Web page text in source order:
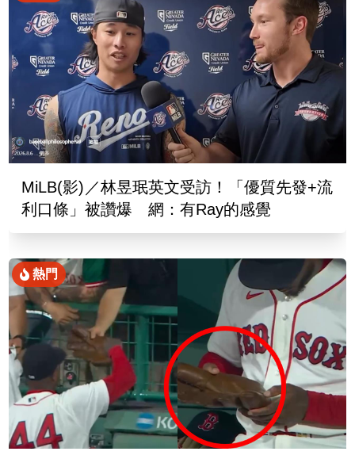
MiLB(影)／林昱珉英文受訪！「優質先發+流
利口條」被讚爆 網：有Ray的感覺
熱門